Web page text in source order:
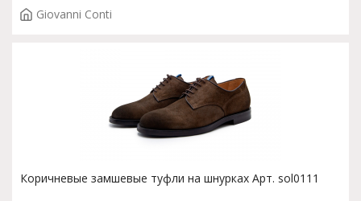
Giovanni Conti
Коричневые замшевые туфли на шнурках Арт. sol0111